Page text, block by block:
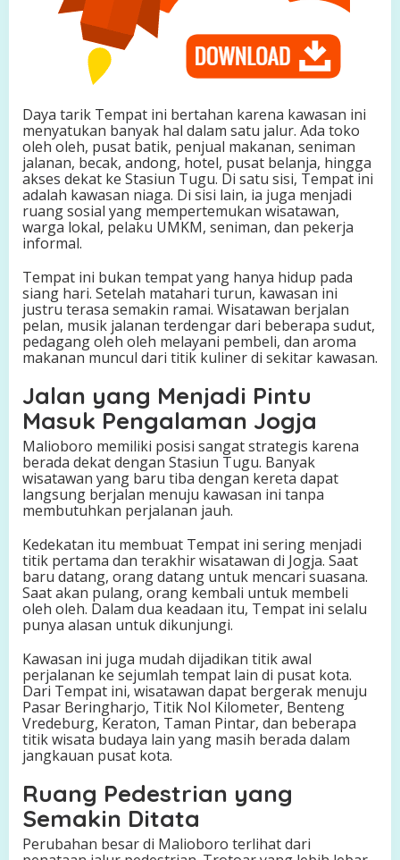
Daya tarik Tempat ini bertahan karena kawasan ini
menyatukan banyak hal dalam satu jalur. Ada toko
oleh oleh, pusat batik, penjual makanan, seniman
jalanan, becak, andong, hotel, pusat belanja, hingga
akses dekat ke Stasiun Tugu. Di satu sisi, Tempat ini
adalah kawasan niaga. Di sisi lain, ia juga menjadi
ruang sosial yang mempertemukan wisatawan,
warga lokal, pelaku UMKM, seniman, dan pekerja
informal.
Tempat ini bukan tempat yang hanya hidup pada
siang hari. Setelah matahari turun, kawasan ini
justru terasa semakin ramai. Wisatawan berjalan
pelan, musik jalanan terdengar dari beberapa sudut,
pedagang oleh oleh melayani pembeli, dan aroma
makanan muncul dari titik kuliner di sekitar kawasan.
Jalan yang Menjadi Pintu
Masuk Pengalaman Jogja
Malioboro memiliki posisi sangat strategis karena
berada dekat dengan Stasiun Tugu. Banyak
wisatawan yang baru tiba dengan kereta dapat
langsung berjalan menuju kawasan ini tanpa
membutuhkan perjalanan jauh.
Kedekatan itu membuat Tempat ini sering menjadi
titik pertama dan terakhir wisatawan di Jogja. Saat
baru datang, orang datang untuk mencari suasana.
Saat akan pulang, orang kembali untuk membeli
oleh oleh. Dalam dua keadaan itu, Tempat ini selalu
punya alasan untuk dikunjungi.
Kawasan ini juga mudah dijadikan titik awal
perjalanan ke sejumlah tempat lain di pusat kota.
Dari Tempat ini, wisatawan dapat bergerak menuju
Pasar Beringharjo, Titik Nol Kilometer, Benteng
Vredeburg, Keraton, Taman Pintar, dan beberapa
titik wisata budaya lain yang masih berada dalam
jangkauan pusat kota.
Ruang Pedestrian yang
Semakin Ditata
Perubahan besar di Malioboro terlihat dari